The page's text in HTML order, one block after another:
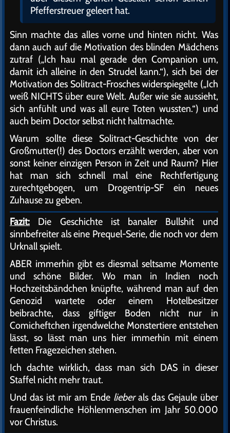
Pfefferstreuer geleert hat.
Sinn machte das alles vorne und hinten nicht. Was
dann auch auf die Motivation des blinden Mädchens
zutraf („Ich hau mal gerade den Companion um,
damit ich alleine in den Strudel kann.“), sich bei der
Motivation des Solitract-Frosches widerspiegelte („Ich
weiß NICHTS über eure Welt. Außer wie sie aussieht,
sich anfühlt und was all eure Toten wussten.“) und
auch beim Doctor selbst nicht haltmachte.
Warum sollte diese Solitract-Geschichte von der
Großmutter(!) des Doctors erzählt werden, aber von
sonst keiner einzigen Person in Zeit und Raum? Hier
hat man sich schnell mal eine Rechtfertigung
zurechtgebogen, um Drogentrip-SF ein neues
Zuhause zu geben.
Fazit: Die Geschichte ist banaler Bullshit und
sinnbefreiter als eine Prequel-Serie, die noch vor dem
Urknall spielt.
ABER immerhin gibt es diesmal seltsame Momente
und schöne Bilder. Wo man in Indien noch
Hochzeitsbändchen knüpfte, während man auf den
Genozid wartete oder einem Hotelbesitzer
beibrachte, dass giftiger Boden nicht nur in
Comicheftchen irgendwelche Monstertiere entstehen
lässt, so lässt man uns hier immerhin mit einem
fetten Fragezeichen stehen.
Ich dachte wirklich, dass man sich DAS in dieser
Staffel nicht mehr traut.
Und das ist mir am Ende lieberals das Gejaule über
frauenfeindliche Höhlenmenschen im Jahr 50.000
vor Christus.